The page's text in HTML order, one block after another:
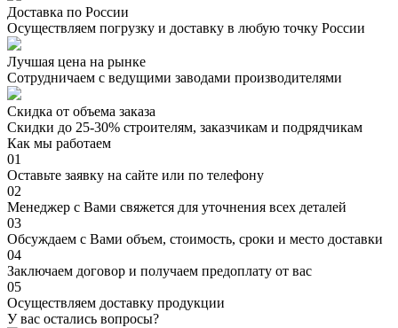
Доставка по России
Осуществляем погрузку и доставку в любую точку России
Лучшая цена на рынке
Сотрудничаем с ведущими заводами производителями
Скидка от объема заказа
Скидки до 25-30% строителям, заказчикам и подрядчикам
Как мы работаем
01
Оставьте заявку на сайте или по телефону
02
Менеджер с Вами свяжется для уточнения всех деталей
03
Обсуждаем с Вами объем, стоимость, сроки и место доставки
04
Заключаем договор и получаем предоплату от вас
05
Осуществляем доставку продукции
У вас остались вопросы?